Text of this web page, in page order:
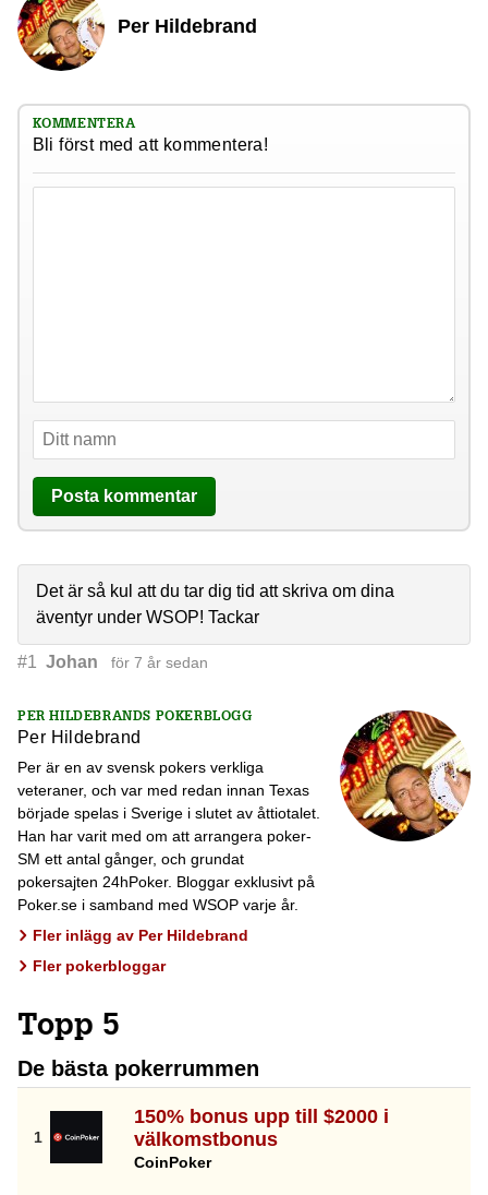
Per Hildebrand
KOMMENTERA
Bli först med att kommentera!
Det är så kul att du tar dig tid att skriva om dina
äventyr under WSOP! Tackar
#1 Johan för 7 år sedan
PER HILDEBRANDS POKERBLOGG
Per Hildebrand
Per är en av svensk pokers verkliga
veteraner, och var med redan innan Texas
började spelas i Sverige i slutet av åttiotalet.
Han har varit med om att arrangera poker-
SM ett antal gånger, och grundat
pokersajten 24hPoker. Bloggar exklusivt på
Poker.se i samband med WSOP varje år.
Fler inlägg av Per Hildebrand
Fler pokerbloggar
Topp 5
De bästa pokerrummen
150% bonus upp till $2000 i
välkomstbonus
CoinPoker